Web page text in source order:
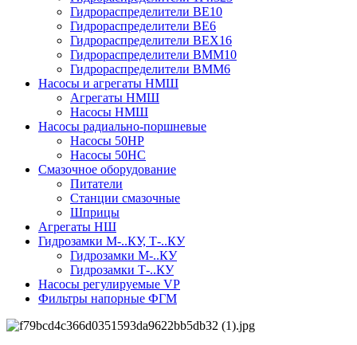
Гидрораспределители ВЕ10
Гидрораспределители ВЕ6
Гидрораспределители ВЕХ16
Гидрораспределители ВММ10
Гидрораспределители ВММ6
Насосы и агрегаты НМШ
Агрегаты НМШ
Насосы НМШ
Насосы радиально-поршневые
Насосы 50НР
Насосы 50НС
Смазочное оборудование
Питатели
Станции смазочные
Шприцы
Агрегаты НШ
Гидрозамки М-..КУ, Т-..КУ
Гидрозамки М-..КУ
Гидрозамки Т-..КУ
Насосы регулируемые VP
Фильтры напорные ФГМ